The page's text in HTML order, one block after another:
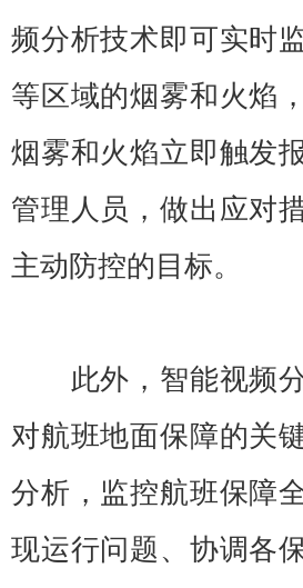
频分析技术即可实时
等区域的烟雾和火焰
烟雾和火焰立即触发
管理人员，做出应对
主动防控的目标。
此外，智能视频分
对航班地面保障的关
分析，监控航班保障
现运行问题、协调各